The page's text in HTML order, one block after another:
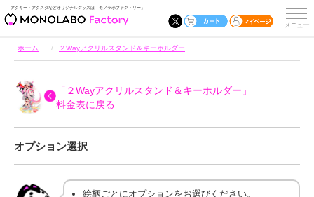
アクキー・アクスタなどオリジナルグッズは「モノラボファクトリー」
ホーム ２Wayアクリルスタンド＆キーホルダー
「２Wayアクリルスタンド＆キーホルダー」
料金表に戻る
オプション選択
絵柄ごとにオプションをお選びください。